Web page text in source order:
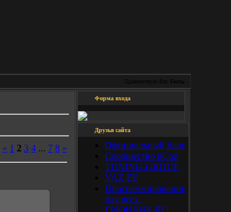
Приветствую Вас Гость
« 1 2 3 4 ... 7 8 »
Форма входа
Друзья сайта
Официальный блог
Сообщество uCoz
TUNING-GROUP
VAZ.EE
Программирование
для всех.
ГРЮНДИК.RU